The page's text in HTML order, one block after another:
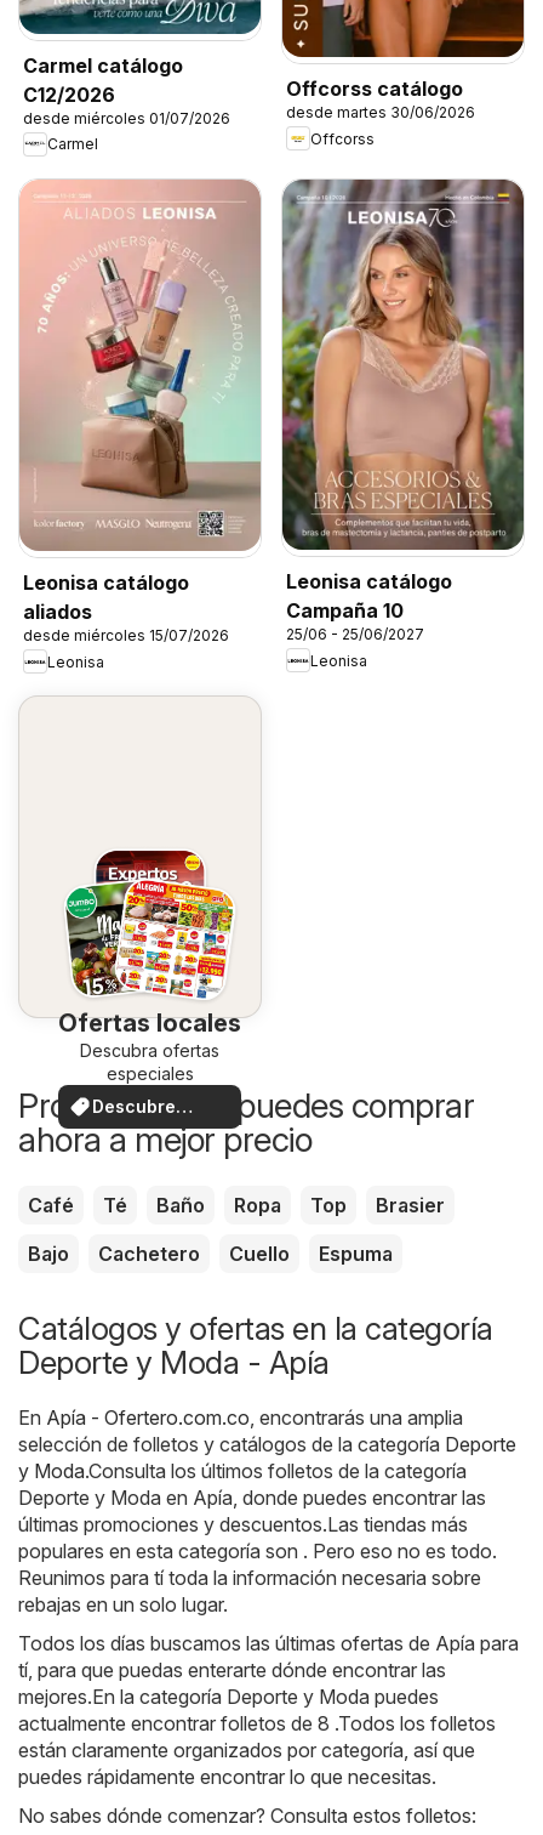
Carmel catálogo
C12/2026
desde miércoles 01/07/2026
Carmel
Offcorss catálogo
desde martes 30/06/2026
Offcorss
Leonisa catálogo
aliados
desde miércoles 15/07/2026
Leonisa
Leonisa catálogo
Campaña 10
25/06 - 25/06/2027
Leonisa
Ofertas locales
Descubra ofertas
especiales
Descubre
ofertas
Productos que puedes comprar
ahora a mejor precio
Café Té Baño Ropa Top
Brasier
Bajo
Cachetero Cuello Espuma
Catálogos y ofertas en la categoría
Deporte y Moda - Apía
En Apía - Ofertero.com.co, encontrarás una amplia
selección de folletos y catálogos de la categoría Deporte
y Moda.Consulta los últimos folletos de la categoría
Deporte y Moda en Apía, donde puedes encontrar las
últimas promociones y descuentos.Las tiendas más
populares en esta categoría son . Pero eso no es todo.
Reunimos para tí toda la información necesaria sobre
rebajas en un solo lugar.
Todos los días buscamos las últimas ofertas de Apía para
tí, para que puedas enterarte dónde encontrar las
mejores.En la categoría Deporte y Moda puedes
actualmente encontrar folletos de 8 .Todos los folletos
están claramente organizados por categoría, así que
puedes rápidamente encontrar lo que necesitas.
No sabes dónde comenzar? Consulta estos folletos: